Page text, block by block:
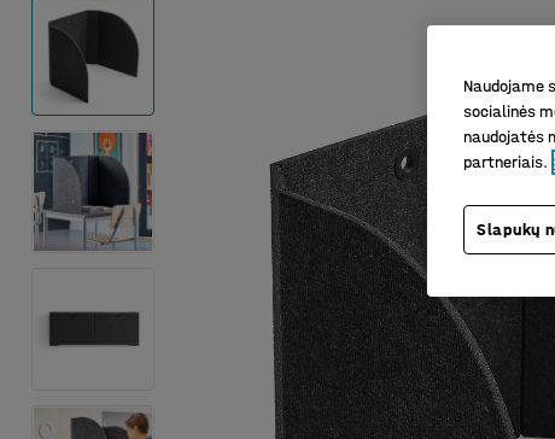
Naudojame
socialinės
naudojatės
partneriais.
Slapukų